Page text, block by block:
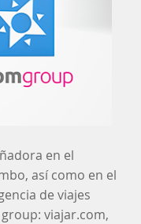
en el
así como en el
de viajes
viajar.com,